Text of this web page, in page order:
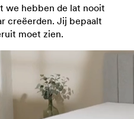
we hebben de lat nooit
creëerden. Jij bepaalt
moet zien.